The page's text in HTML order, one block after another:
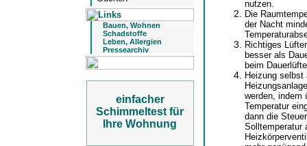
Bauen, Wohnen
Schadstoffe
Leben, Allergien
Pressearchiv
einfacher
Schimmeltest für
Ihre Wohnung
nutzen.
Die
der Nacht
Richtiges
besser als
beim
Heizung
werden, indem
Temperatur
dann die
Solltemperatur